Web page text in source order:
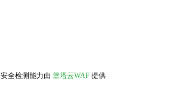
安全检测能力由 堡塔云WAF 提供